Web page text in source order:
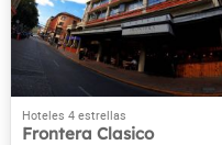
Frontera Clasico